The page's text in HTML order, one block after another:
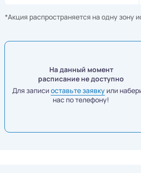
*Акция распространяется на одну зону
На данный момент
расписание не доступно
Для записиоставьте заявкуили
нас по телефону!